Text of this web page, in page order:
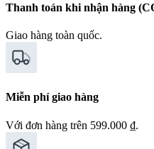
Thanh toán khi nhận hàng
Giao hàng toàn quốc.
Miễn phí giao hàng
Với đơn hàng trên 599.000 ₫.